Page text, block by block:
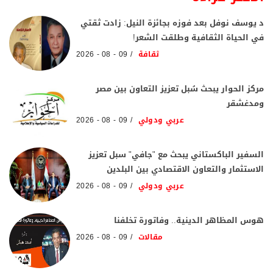
د يوسف نوفل بعد فوزه بجائزة النيل: زادت ثقتي
في الحياة الثقافية وطلقت الشعر!
ثقافة 09 - 08 - 2026
مركز الحوار يبحث سُبل تعزيز التعاون بين مصر
ومدغشقر
عربي ودولي 09 - 08 - 2026
السفير الباكستاني يبحث مع "جافي" سبل تعزيز
الاستثمار والتعاون الاقتصادي بين البلدين
عربي ودولي 09 - 08 - 2026
هوس المظاهر الدينية.. وفاتورة تخلفنا
مقالات 09 - 08 - 2026